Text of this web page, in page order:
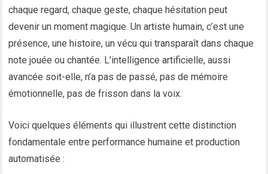
chaque regard, chaque geste, chaque hésitation peut
devenir un moment magique. Un artiste humain, c’est une
présence, une histoire, un vécu qui transparaît dans chaque
note jouée ou chantée. L’intelligence artificielle, aussi
avancée soit-elle, n’a pas de passé, pas de mémoire
émotionnelle, pas de frisson dans la voix.
Voici quelques éléments qui illustrent cette distinction
fondamentale entre performance humaine et production
automatisée :